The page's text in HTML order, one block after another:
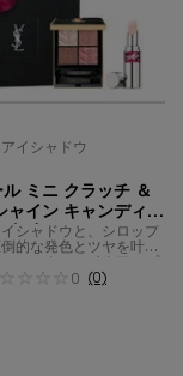
アイシャドウ
ミニ クラッチ ＆
ャイン キャンディグ
ギフトセット
イシャドウと、シロップ
的な発色とツヤを叶え
ギフト。0 (0)